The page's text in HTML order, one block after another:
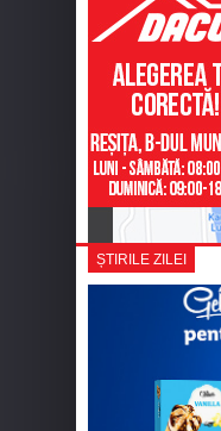
ȘTIRILE ZILEI